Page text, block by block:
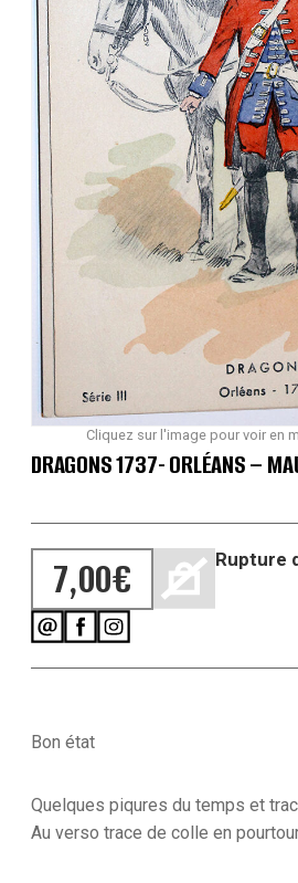
Cliquez sur l'image pour voir en
DRAGONS 1737- ORLÉANS –
7,00€ Rupture
Bon état
Quelques piqures du temps et
Au verso trace de colle en